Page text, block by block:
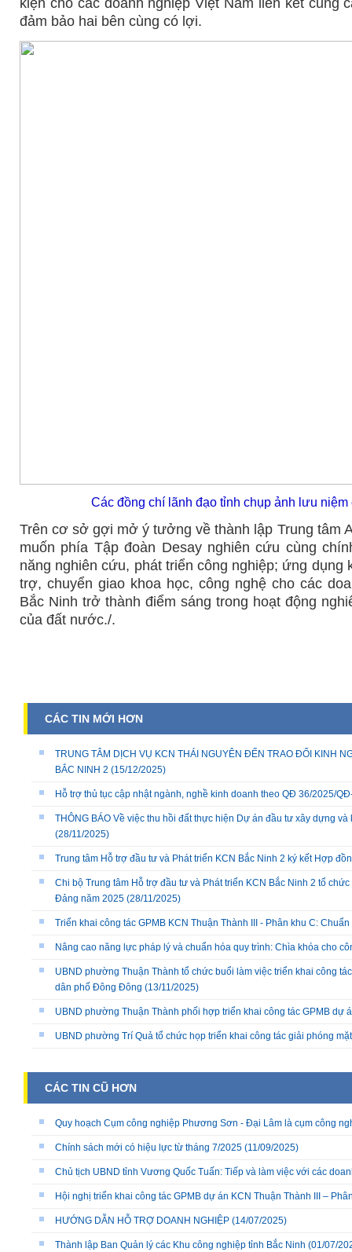
kiện cho các doanh nghiệp Việt Nam liên kết cung
đảm bảo hai bên cùng có lợi.
Các đồng chí lãnh đạo tỉnh chụp ảnh lưu
Trên cơ sở gợi mở ý tưởng về thành lập Trung tâm
muốn phía Tập đoàn Desay nghiên cứu cùng
năng nghiên cứu, phát triển công nghiệp; ứng
trợ, chuyển giao khoa học, công nghệ cho các
Bắc Ninh trở thành điểm sáng trong hoạt động
của đất nước./.
CÁC TIN MỚI HƠN
TRUNG TÂM DỊCH VỤ KCN THÁI NGUYÊN ĐẾN TRAO ĐỔI KINH
BẮC NINH 2 (15/12/2025)
Hỗ trợ thủ tục cập nhật ngành, nghề kinh doanh theo QĐ 36/2025/
THÔNG BÁO Về việc thu hồi đất thực hiện Dự án đầu tư xây dựng
(28/11/2025)
Trung tâm Hỗ trợ đầu tư và Phát triển KCN Bắc Ninh 2 ký kết Hợp
Chi bộ Trung tâm Hỗ trợ đầu tư và Phát triển KCN Bắc Ninh 2 tổ
Đảng năm 2025 (28/11/2025)
Triển khai công tác GPMB KCN Thuận Thành III - Phân khu C:
Nâng cao năng lực pháp lý và chuẩn hóa quy trình: Chìa khóa cho
UBND phường Thuận Thành tổ chức buổi làm việc triển khai công
dân phố Đông Đông (13/11/2025)
UBND phường Thuận Thành phối hợp triển khai công tác GPMB dự
UBND phường Trí Quả tổ chức họp triển khai công tác giải phóng
CÁC TIN CŨ HƠN
Quy hoạch Cụm công nghiệp Phương Sơn - Đại Lâm là cụm công
Chính sách mới có hiệu lực từ tháng 7/2025 (11/09/2025)
Chủ tịch UBND tỉnh Vương Quốc Tuấn: Tiếp và làm việc với các
Hội nghị triển khai công tác GPMB dự án KCN Thuận Thành III –
HƯỚNG DẪN HỖ TRỢ DOANH NGHIỆP (14/07/2025)
Thành lập Ban Quản lý các Khu công nghiệp tỉnh Bắc Ninh (01/07/